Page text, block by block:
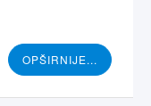
OPŠIRNIJE...